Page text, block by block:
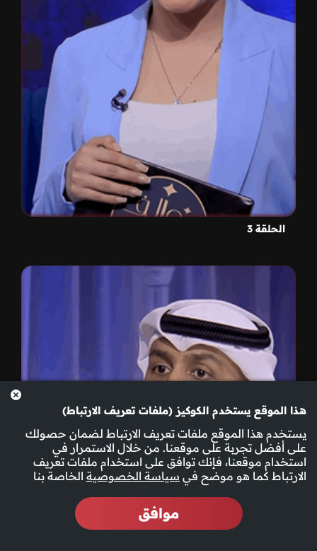
الحلقة 3
هذا الموقع يستخدم الكوكيز (ملفات تعريف الارتباط)
يستخدم هذا الموقع ملفات تعريف الارتباط لضمان حصولك
على أفضل تجربة على موقعنا. من خلال الاستمرار في
استخدام موقعنا، فإنك توافق على استخدام ملفات تعريف
الارتباط كما هو موضح في سياسة الخصوصية الخاصة بنا
موافق